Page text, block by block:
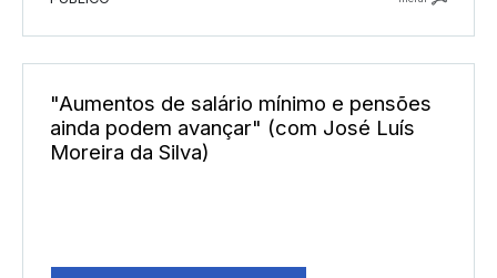
"Aumentos de salário mínimo e pensões
ainda podem avançar" (com José Luís
Moreira da Silva)